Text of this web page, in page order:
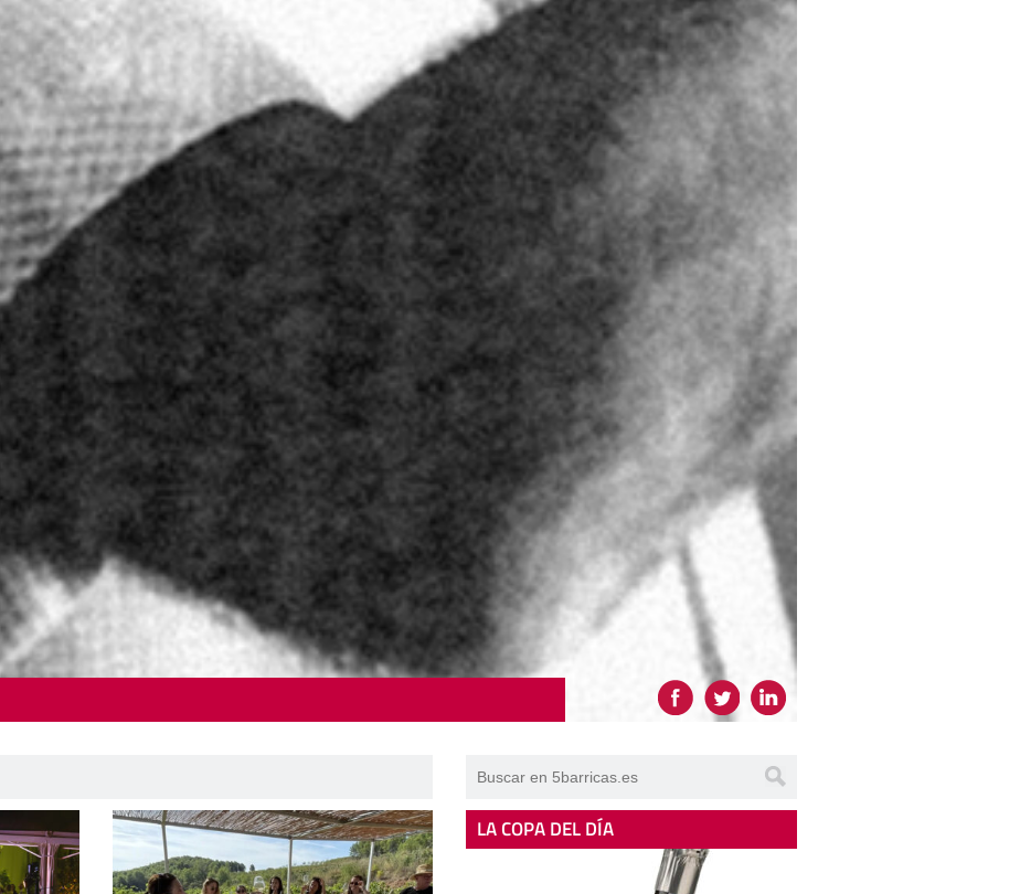
LA COPA DEL DÍA